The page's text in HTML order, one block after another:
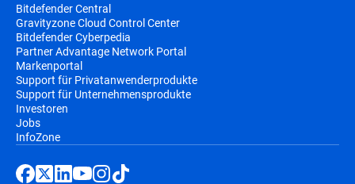
Bitdefender Central
Gravityzone Cloud Control Center
Bitdefender Cyberpedia
Partner Advantage Network Portal
Markenportal
Support für Privatanwenderprodukte
Support für Unternehmensprodukte
Investoren
Jobs
InfoZone